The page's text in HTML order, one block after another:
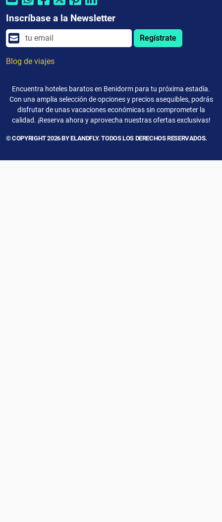
Inscríbase a la Newsletter
Regístrate
Blog de viajes
Encuentra hoteles baratos en Benidorm para tu próxima estadía.
Con una amplia selección de opciones y precios asequibles, podrás
disfrutar de unas vacaciones económicas sin comprometer la
calidad. ¡Reserva ahora y aprovecha nuestras ofertas exclusivas!
© COPYRIGHT 2026 BY ELANDFLY. TODOS LOS DERECHOS RESERVADOS.